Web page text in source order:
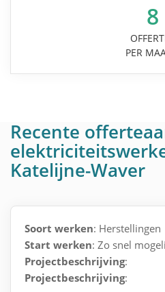
8
PER
Recente
Katelijne-Waver
Soort werken: Herstellingen
Start werken: Zo snel
Projectbeschrijving:
Projectbeschrijving: